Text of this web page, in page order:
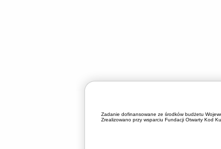
Zadanie dofinansowane ze środków budżetu
Zrealizowano przy wsparciu Fundacji Otwarty Kod